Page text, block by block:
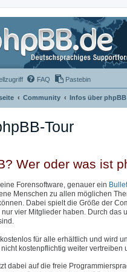
FAQ Pastebin
Community Infos über phpBB
Tour
Wer oder was ist
Forensoftware, genauer ein
Menschen zu allen möglichen
Dabei spielt die Größe der
vier Mitglieder haben. Durch das
für alle erhältlich und wird
kostenpflichtig weiter vertreiben
dabei auf die freie